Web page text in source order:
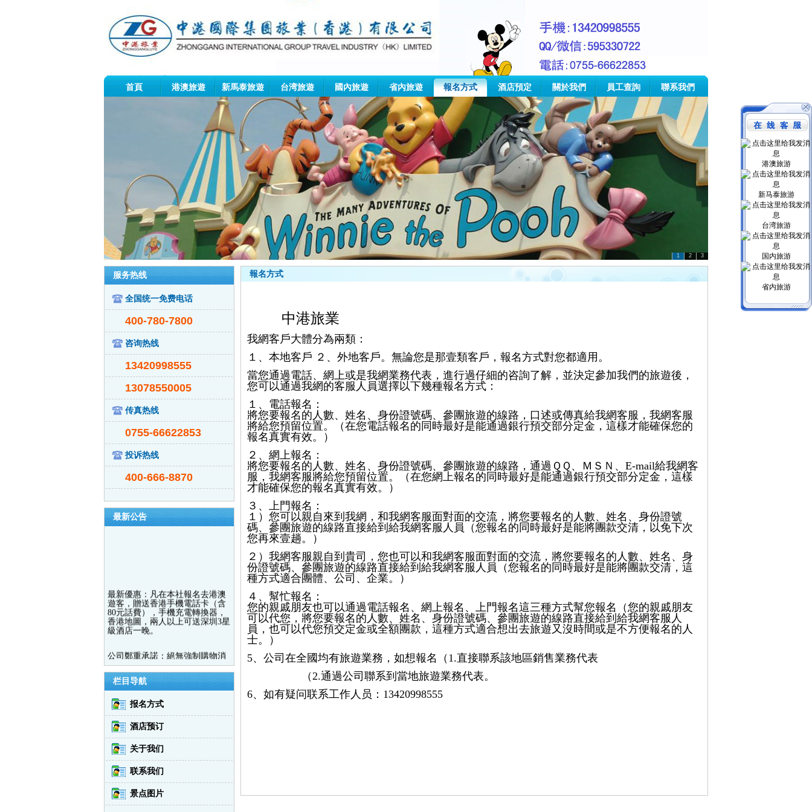
首頁 港澳旅遊 新馬泰旅遊 台湾旅遊 國內旅遊 省內旅遊 報名方式 酒店預定 關於我們 員工查詢 聯系我們
1 2 3
服务热线
全国统一免费电话
400-780-7800
咨询热线
13420998555
13078550005
传真热线
0755-66622853
投诉热线
400-666-8870
最新公告
遊客，贈送香港手機電話卡（含
80元話費），手機充電轉換器，
香港地圖，兩人以上可送深圳3星
級酒店一晚。
費，但有進店參購時間，如有強
消賠付兩萬元。本團性質爲觀光
購物團，您買了屬觀光購物團，
沒買只屬觀光純玩團。
您相信公司選擇公司，同時公司
會給您一個滿意的會議+旅遊+回
饋客戶一體式籌劃方案！
本公司大量接：保險團、直銷
團、廣場舞團、老人團、演出
通、交流團、理財團、微商團、
旗袍比賽，模特大賽，醫藥公
司，地産推介，化妝品公司，品
紅酒晚宴，明星見面會。
本公司承接策劃港澳會議＋旅
栏目导航
报名方式
酒店预订
关于我们
联系我们
景点图片
報名方式
中港旅業
我網客戶大體分為兩類：
１、本地客戶 ２、外地客戶。無論您是那壹類客戶，報名方式對您都適用。
當您通過電話、網上或是我網業務代表，進行過仔細的咨詢了解，並決定參加我們的旅遊後，
您可以通過我網的客服人員選擇以下幾種報名方式：
１、電話報名：
將您要報名的人數、姓名、身份證號碼、參團旅遊的線路，口述或傳真給我網客服，我網客服
將給您預留位置。（在您電話報名的同時最好是能通過銀行預交部分定金，這樣才能確保您的
報名真實有效。）
２、網上報名：
將您要報名的人數、姓名、身份證號碼、參團旅遊的線路，通過ＱＱ、ＭＳＮ、E-mail給我網客
服，我網客服將給您預留位置。（在您網上報名的同時最好是能通過銀行預交部分定金，這樣
才能確保您的報名真實有效。）
３、上門報名：
１）您可以親自來到我網，和我網客服面對面的交流，將您要報名的人數、姓名、身份證號
碼、參團旅遊的線路直接給到給我網客服人員（您報名的同時最好是能將團款交清，以免下次
您再來壹趟。）
２）我網客服親自到貴司，您也可以和我網客服面對面的交流，將您要報名的人數、姓名、身
份證號碼、參團旅遊的線路直接給到給我網客服人員（您報名的同時最好是能將團款交清，這
種方式適合團體、公司、企業。）
４、幫忙報名：
您的親戚朋友也可以通過電話報名、網上報名、上門報名這三種方式幫您報名（您的親戚朋友
可以代您，將您要報名的人數、姓名、身份證號碼、參團旅遊的線路直接給到給我網客服人
員，也可以代您預交定金或全額團款，這種方式適合想出去旅遊又沒時間或是不方便報名的人
士。）
5、公司在全國均有旅遊業務，如想報名（1.直接聯系該地區銷售業務代表
（2.通過公司聯系到當地旅遊業務代表。
6、如有疑问联系工作人员：13420998555
港澳旅游
新马泰旅游
台湾旅游
国内旅游
省内旅游